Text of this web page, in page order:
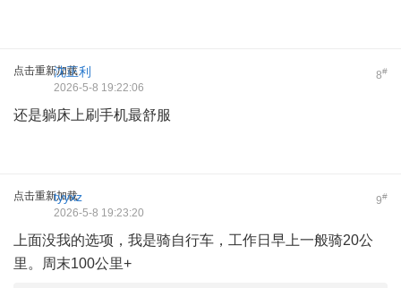
点击重新加载 8#
沈正利
2026-5-8 19:22:06
还是躺床上刷手机最舒服
点击重新加载 9#
tyyxz
2026-5-8 19:23:20
上面没我的选项，我是骑自行车，工作日早上一般骑20公
里。周末100公里+